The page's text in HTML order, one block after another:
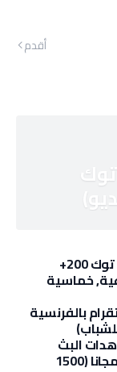
أقدم
أفضل يوزرات تيك توك 200+
خماسية
بالفرنسية
البث
المباشر تيك توك مجانا (1500